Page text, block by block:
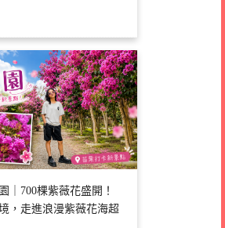
｜700棵紫薇花盛開！
，走進浪漫紫薇花海超